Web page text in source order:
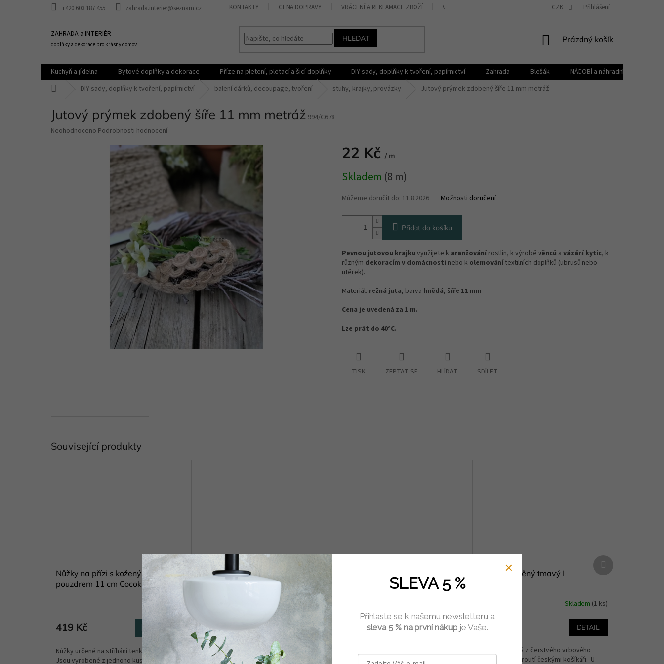
+420 603 187 455 zahrada.interier@seznam.cz KONTAKTY CENA DOPRAVY VRÁCENÍ A REKLAMACE ZBOŽÍ VŠEOBECNÉ OBCHODNÍ PODMÍNKY REKLAMAČNÍ ŘÁD
CZK Přihlášení
ZAHRADA a INTERIÉR
doplňky a dekorace pro krásný domov
HLEDAT
NÁKUPNÍ
Prázdný košík
Kuchyň a jídelna Bytové doplňky a dekorace Příze na pletení, pletací a šicí doplňky DIY sady, doplňky k tvoření, papírnictví Zahrada Blešák
NÁDOBÍ a náhradní díly KELOmat
DIY sady, doplňky k tvoření, papírnictví balení dárků, decoupage, tvoření stuhy, krajky, provázky Jutový prýmek zdobený šíře 11 mm metráž
Jutový prýmek zdobený šíře 11 mm metráž 994/C678
Průměrné
Neohodnoceno Podrobnosti hodnocení
22 Kč / m
cena:
Skladem (8 m)
Můžeme doručit do: 11.8.2026 Možnosti doručení
Přidat do košíku
Pevnou jutovou krajku využijete k aranžovánírostlin, k výrobě věnců a vázání kytic, k
různým dekoracím v domácnosti nebo k olemovánítextilních doplňků (ubrusů nebo
utěrek).
Materiál: režná juta, barva hnědá, šíře 11 mm
Cena je uvedená za 1 m.
Lze prát do 40°C.
TISK ZEPTAT SE HLÍDAT SDÍLET
Související produkty
Nůžky na přízi s koženým
pouzdrem 11 cm Cocoknits
Skladem (4 ks)
419 Kč Do košíku
Nůžky určené na stříhání tenkých nití a přízí.
Jsou vyrobené z jednoho kusu černé oceli.
Nůžky k vyšívání Lise Tailor Cœur
Pearl Grey 9,5 cm
Skladem (2 ks)
249 Kč Do košíku
Roztomilé nůžky s rukojetí ve tvaru srdce
využijete nejen k vyšívání, ale k jakékoli
69 Kč DETAIL
stačí doplnit stuhou nebo různými květinami
Věnec proutěný tmavý I
Skladem (1 ks)
od DETAIL
Věnec upletený z čerstvého vrbového
neloupaného proutí českými košíkáři. U
Další
produkt
SLEVA 5 %
Přihlaste se k našemu newsletteru a
sleva 5 % na první nákupje Vaše.